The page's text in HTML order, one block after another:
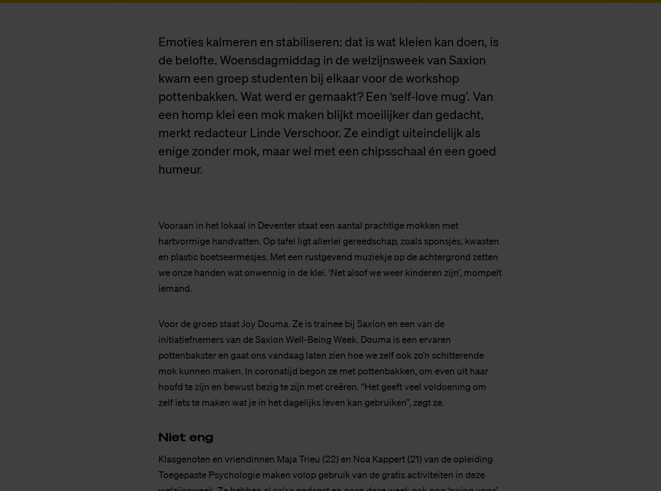
Emoties kalmeren en stabiliseren: dat is wat kleien kan doen, is
de belofte. Woensdagmiddag in de welzijnsweek van Saxion
kwam een groep studenten bij elkaar voor de workshop
pottenbakken. Wat werd er gemaakt? Een ‘self-love mug’. Van
een homp klei een mok maken blijkt moeilijker dan gedacht,
merkt redacteur Linde Verschoor. Ze eindigt uiteindelijk als
enige zonder mok, maar wel met een chipsschaal én een goed
humeur.
Vooraan in het lokaal in Deventer staat een aantal prachtige mokken met
hartvormige handvatten. Op tafel ligt allerlei gereedschap, zoals sponsjes, kwasten
en plastic boetseermesjes. Met een rustgevend muziekje op de achtergrond zetten
we onze handen wat onwennig in de klei. ‘Net alsof we weer kinderen zijn’, mompelt
iemand.
Voor de groep staat Joy Douma. Ze is trainee bij Saxion en een van de
initiatiefnemers van de Saxion Well-Being Week. Douma is een ervaren
pottenbakster en gaat ons vandaag laten zien hoe we zelf ook zo’n schitterende
mok kunnen maken. In coronatijd begon ze met pottenbakken, om even uit haar
hoofd te zijn en bewust bezig te zijn met creëren. “Het geeft veel voldoening om
zelf iets te maken wat je in het dagelijks leven kan gebruiken”, zegt ze.
Niet eng
Klasgenoten en vriendinnen Maja Trieu (22) en Noa Kappert (21) van de opleiding
Toegepaste Psychologie maken volop gebruik van de gratis activiteiten in deze